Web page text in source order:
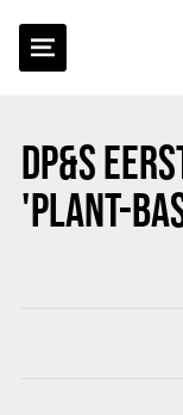
DP&S
'PLANT-
BACK TO